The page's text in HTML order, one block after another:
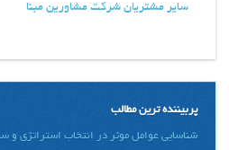
سایر مشتریان شرکت مشاورین مبنا
پربیننده ترین مطالب
شناسایی عوامل موثر در انتخاب